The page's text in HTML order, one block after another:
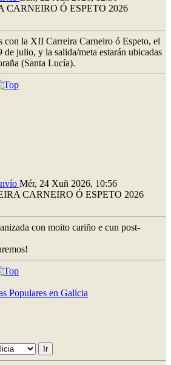
CARNEIRO Ó ESPETO 2026
con la XII Carreira Carneiro ó Espeto, el
de julio, y la salida/meta estarán ubicadas
(Santa Lucía).
Mér, 24 Xuñ 2026, 10:56
CARNEIRO Ó ESPETO 2026
con moito cariño e cun post-
Populares en Galicia